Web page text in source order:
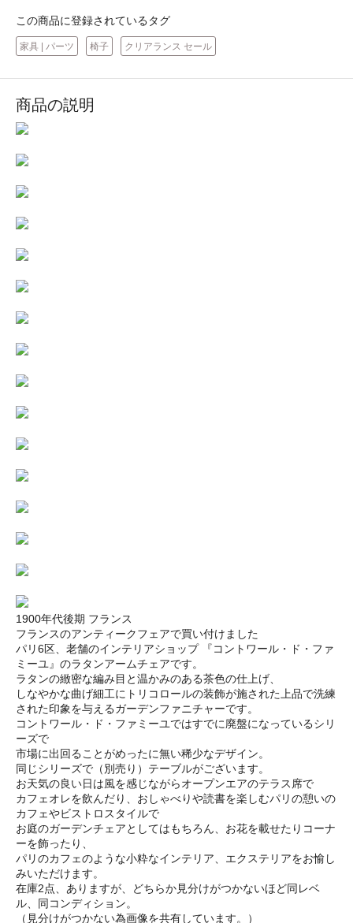
この商品に登録されているタグ
家具 | パーツ 椅子 クリアランス セール
商品の説明
1900年代後期 フランス
フランスのアンティークフェアで買い付けました
パリ6区、老舗のインテリアショップ 『コントワール・ド・ファ
ミーユ』のラタンアームチェアです。
ラタンの緻密な編み目と温かみのある茶色の仕上げ、
しなやかな曲げ細工にトリコロールの装飾が施された上品で洗練
された印象を与えるガーデンファニチャーです。
コントワール・ド・ファミーユではすでに廃盤になっているシリ
ーズで
市場に出回ることがめったに無い稀少なデザイン。
同じシリーズで（別売り）テーブルがございます。
お天気の良い日は風を感じながらオープンエアのテラス席で
カフェオレを飲んだり、おしゃべりや読書を楽しむパリの憩いの
カフェやビストロスタイルで
お庭のガーデンチェアとしてはもちろん、お花を載せたりコーナ
ーを飾ったり、
パリのカフェのような小粋なインテリア、エクステリアをお愉し
みいただけます。
在庫2点、ありますが、どちらか見分けがつかないほど同レベ
ル、同コンディション。
（見分けがつかない為画像を共有しています。）